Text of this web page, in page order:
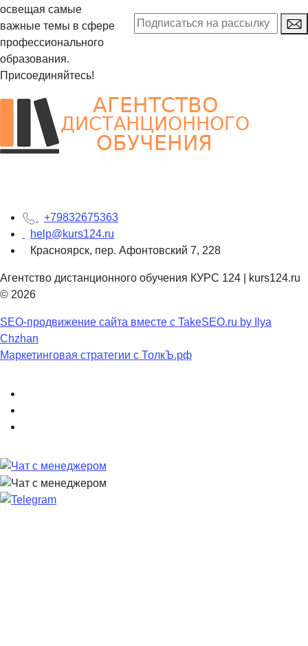
освещая самые
важные темы в сфере
профессионального
образования.
Присоединяйтесь!
+79832675363
help@kurs124.ru
Красноярск, пер. Афонтовский 7, 228
Агентство дистанционного обучения КУРС 124 | kurs124.ru
© 2026
SEO-продвижение сайта вместе с TakeSEO.ru by Ilya
Chzhan
Маркетинговая стратегии с ТолкЪ.рф